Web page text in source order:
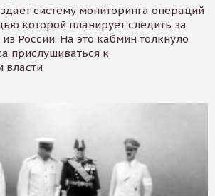
систему мониторинга операций
которой планирует следить за
России. На это кабмин толкнуло
прислушиваться к
власти